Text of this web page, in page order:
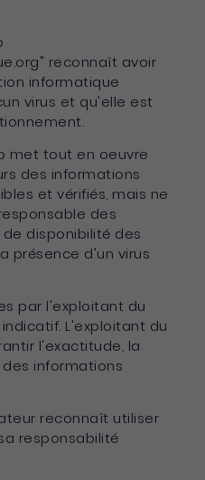
reconnaît avoir
informatique
virus et qu'elle est
met tout en oeuvre
des informations
et vérifiés, mais ne
des
disponibilité des
présence d'un virus
par l'exploitant du
L'exploitant du
l'exactitude, la
informations
reconnaît utiliser
responsabilité